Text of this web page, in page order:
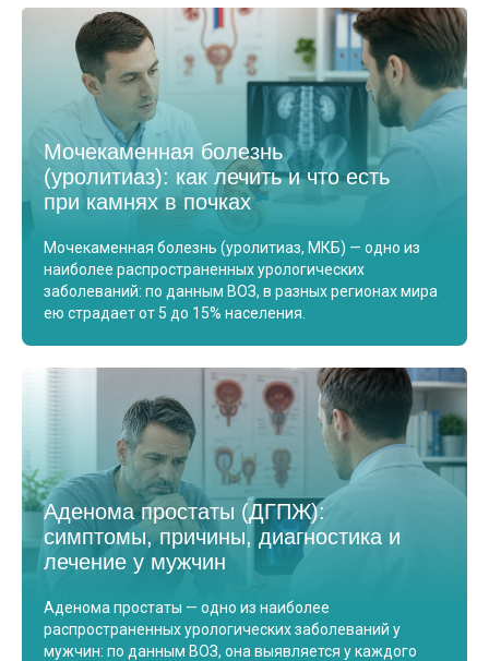
Мочекаменная болезнь
(уролитиаз): как лечить и что есть
при камнях в почках
Мочекаменная болезнь (уролитиаз, МКБ) — одно из
наиболее распространенных урологических
заболеваний: по данным ВОЗ, в разных регионах мира
ею страдает от 5 до 15% населения.
Аденома простаты (ДГПЖ):
симптомы, причины, диагностика и
лечение у мужчин
Аденома простаты — одно из наиболее
распространенных урологических заболеваний у
мужчин: по данным ВОЗ, она выявляется у каждого